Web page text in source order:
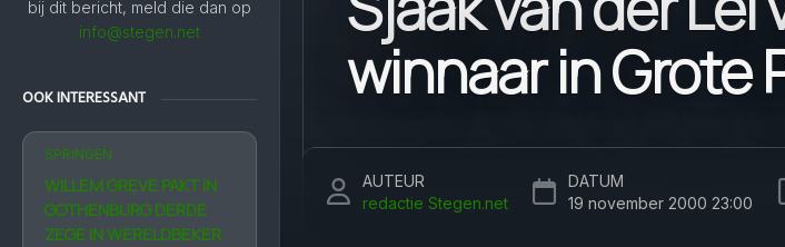
bij dit bericht, meld die dan op
info@stegen.net
OOK INTERESSANT
SPRINGEN
WILLEM GREVE PAKT IN
GOTHENBURG DERDE
ZEGE IN WERELDBEKER
winnaar in Grote
AUTEUR
redactie Stegen.net
DATUM
19 november 2000 23:00